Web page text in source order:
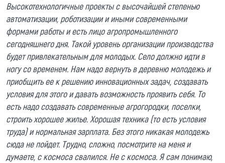
Высокотехнологичные проекты с высочайшей степенью
автоматизации, роботизации и иными современными
формами работы и есть лицо агропромышленного
сегодняшнего дня. Такой уровень организации производства
будет привлекательным для молодых. Село должно идти в
ногу со временем. Нам надо вернуть в деревню молодежь и
приобщить ее к решению инновационных задач, создавать
условия для этого и давать возможность проявить себя. То
есть надо создавать современные агрогородки, поселки,
строить хорошее жилье. Хорошая техника (то есть условия
труда) и нормальная зарплата. Без этого никакая молодежь
сюда не пойдет. Трудно, сложно, посмотрите на меня и
думаете, с космоса свалился. Не с космоса. Я сам понимаю,